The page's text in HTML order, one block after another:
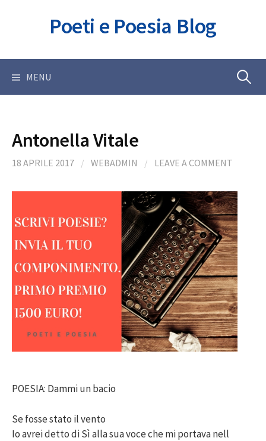
Poeti e Poesia Blog
MENU Ricerca
Antonella Vitale
18 APRILE 2017 / WEBADMIN / LEAVE A COMMENT
POESIA: Dammi un bacio
Se fosse stato il vento
Io avrei detto di Sì alla sua voce che mi portava nell